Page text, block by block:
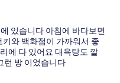
있습니다 아침에 바다보면
와 백화점이 가까워서 좋
에 다 있어요 대욕탕도 깔
런 방 이었습니다